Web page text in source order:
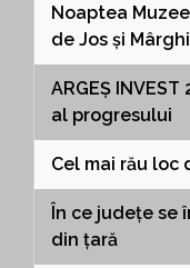
Noaptea
de Jos și
ARGEȘ
al progresului
Cel mai rău loc
În ce județe se
din țară